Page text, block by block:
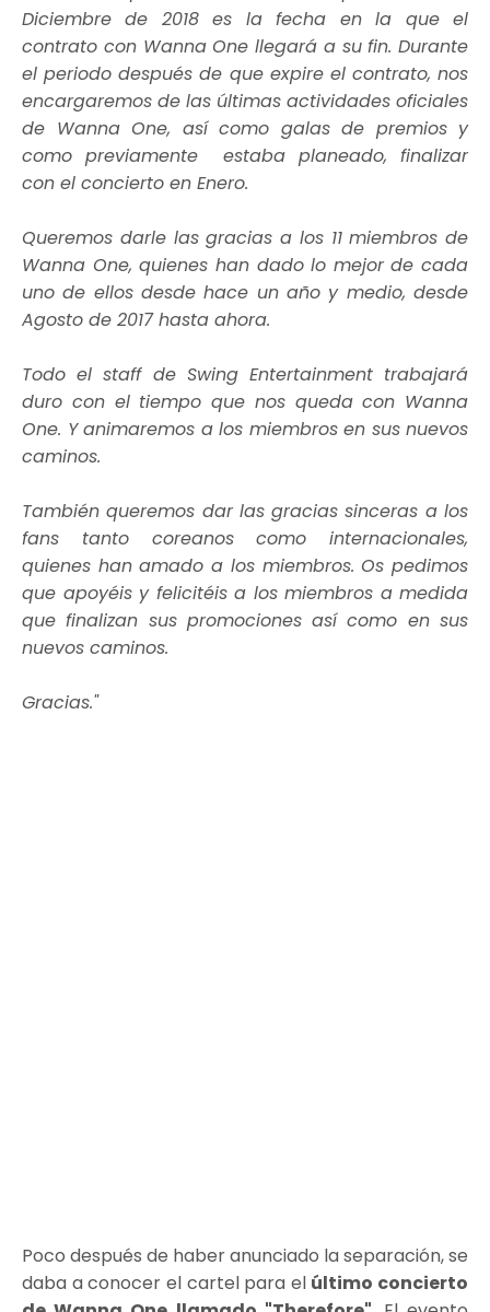
Diciembre de 2018 es la fecha en la que el
contrato con Wanna One llegará a su fin. Durante
el periodo después de que expire el contrato, nos
encargaremos de las últimas actividades oficiales
de Wanna One, así como galas de premios y
como previamente estaba planeado, finalizar
con el concierto en Enero.
Queremos darle las gracias a los 11 miembros de
Wanna One, quienes han dado lo mejor de cada
uno de ellos desde hace un año y medio, desde
Agosto de 2017 hasta ahora.
Todo el staff de Swing Entertainment trabajará
duro con el tiempo que nos queda con Wanna
One. Y animaremos a los miembros en sus nuevos
caminos.
También queremos dar las gracias sinceras a los
fans tanto coreanos como internacionales,
quienes han amado a los miembros. Os pedimos
que apoyéis y felicitéis a los miembros a medida
que finalizan sus promociones así como en sus
nuevos caminos.
Gracias."
Poco después de haber anunciado la separación, se
daba a conocer el cartel para el último concierto